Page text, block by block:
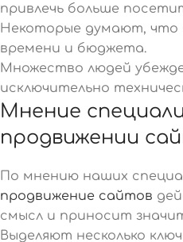
привлечь больше
Некоторые думают, что
времени и бюджета.
Множество людей
исключительно
Мнение
продвижении
По мнению наших
продвижение сайтов
смысл и приносит
Выделяют несколько